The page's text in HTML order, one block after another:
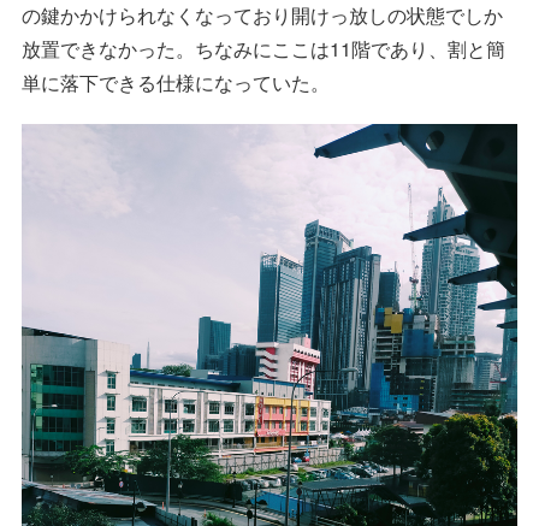
の鍵かかけられなくなっており開けっ放しの状態でしか
放置できなかった。ちなみにここは11階であり、割と簡
単に落下できる仕様になっていた。